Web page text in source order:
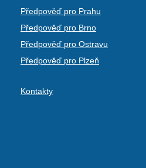
Předpověď pro Prahu
Předpověď pro Brno
Předpověď pro Ostravu
Předpověď pro Plzeň
Kontakty